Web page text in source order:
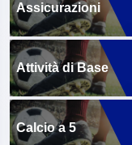
Assicurazioni
Attività di Base
Calcio a 5